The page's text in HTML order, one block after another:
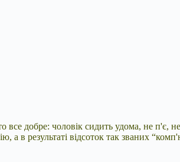
все добре: чоловік сидить удома, не п'є,
а в результаті відсоток так званих